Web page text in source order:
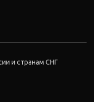
и странам СНГ